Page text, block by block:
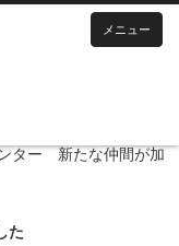
メニュー
ター 新たな仲間が加
た